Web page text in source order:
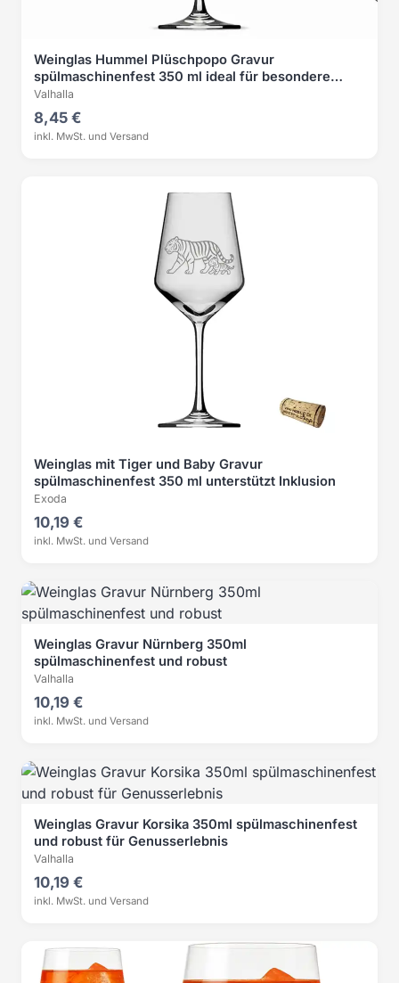
Weinglas Hummel Plüschpopo Gravur
spülmaschinenfest 350 ml ideal für besondere
Anlässe
Valhalla
8,45 €
inkl. MwSt. und Versand
Weinglas mit Tiger und Baby Gravur
spülmaschinenfest 350 ml unterstützt Inklusion
Exoda
10,19 €
inkl. MwSt. und Versand
Weinglas Gravur Nürnberg 350ml
spülmaschinenfest und robust
Valhalla
10,19 €
inkl. MwSt. und Versand
Weinglas Gravur Korsika 350ml spülmaschinenfest
und robust für Genusserlebnis
Valhalla
10,19 €
inkl. MwSt. und Versand